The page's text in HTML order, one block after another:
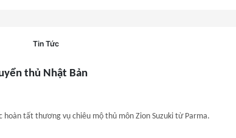
Tin Tức
thủ Nhật Bản
hoàn tất thương vụ chiêu mộ thủ môn Zion Suzuki từ Parma.